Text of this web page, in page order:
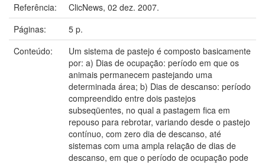
Referência:
ClicNews, 02 dez. 2007.
Páginas:
5 p.
Conteúdo:
Um sistema de pastejo é composto basicamente
por: a) Dias de ocupação: período em que os
animais permanecem pastejando uma
determinada área; b) Dias de descanso: período
compreendido entre dois pastejos
subseqüentes, no qual a pastagem fica em
repouso para rebrotar, variando desde o pastejo
contínuo, com zero dia de descanso, até
sistemas com uma ampla relação de dias de
descanso, em que o período de ocupação pode